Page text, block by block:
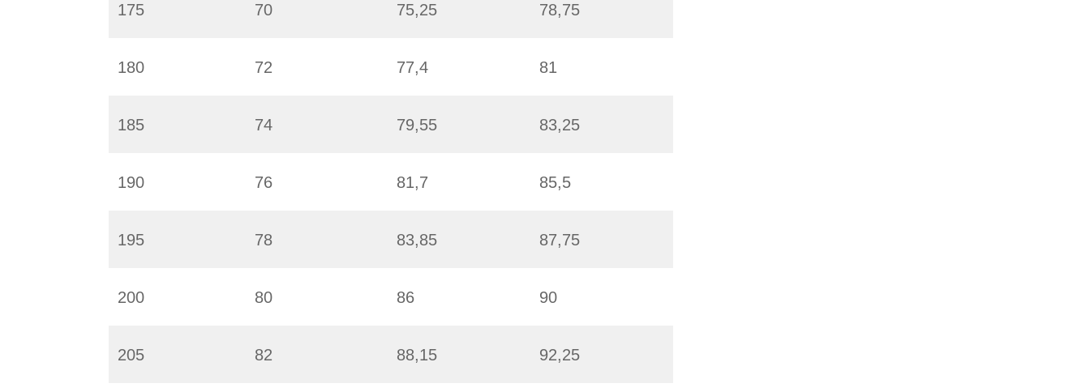
175 70 75,25 78,75
180 72 77,4 81
185 74 79,55 83,25
190 76 81,7 85,5
195 78 83,85 87,75
200 80 86 90
205 82 88,15 92,25